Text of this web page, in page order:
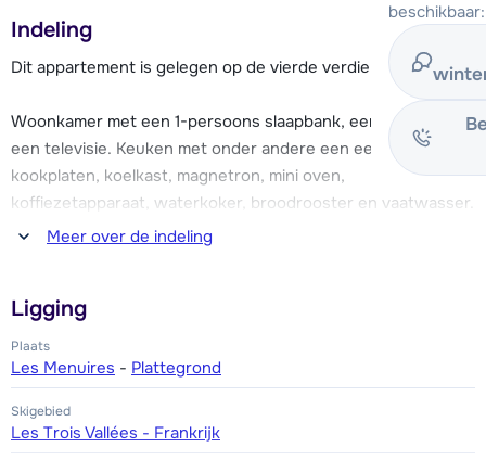
beschikbaar:
In Reberty 1850 vind je ook een aantal winkels, waaronder
een supermarkt, restaurants, ESF skischool, een ijsbaan en
Indeling
Dit appartement is gelegen op de vierde verdieping.
Woonkamer met een 1-persoons slaapbank, een zithoek en
een televisie. Keuken met onder andere een eethoek, twee
kookplaten, koelkast, magnetron, mini oven,
koffiezetapparaat, waterkoker, broodrooster en vaatwasser.
Balkon op het zuiden.
met een stapelbed. Badkamer met douche. Apart toilet.
Meer over de indeling
Ligging
Plaats
Les Menuires - Plattegrond
Skigebied
Les Trois Vallées - Frankrijk